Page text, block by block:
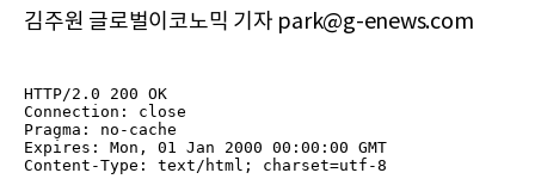
김주원 글로벌이코노믹 기자 park@g-enews.com